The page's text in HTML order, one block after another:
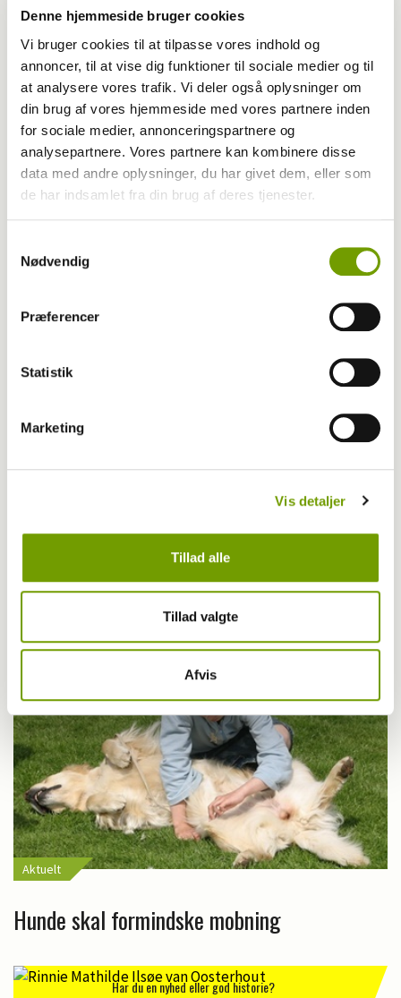
Denne hjemmeside bruger cookies
Vi bruger cookies til at tilpasse vores indhold og
annoncer, til at vise dig funktioner til sociale medier og til
at analysere vores trafik. Vi deler også oplysninger om
din brug af vores hjemmeside med vores partnere inden
for sociale medier, annonceringspartnere og
analysepartnere. Vores partnere kan kombinere disse
data med andre oplysninger, du har givet dem, eller som
de har indsamlet fra din brug af deres tjenester.
Nødvendig
Præferencer
Statistik
Marketing
Vis detaljer
Tillad alle
Tillad valgte
Afvis
Adfærd
Mette vil undersøge, om niveauet af fysisk
aktivitet spiller ind på hundens adfærd
Aktuelt
Hjemløses hunde er sunde og raske
Aktuelt
Hunde skal formindske mobning
Har du en nyhed eller god historie?